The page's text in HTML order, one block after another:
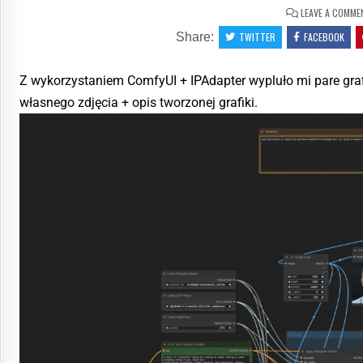
LEAVE A
0
0
Share:
TWITTER FACEBOOK
Z wykorzystaniem ComfyUI + IPAdapter wypluło mi pare
własnego zdjęcia + opis tworzonej grafiki.